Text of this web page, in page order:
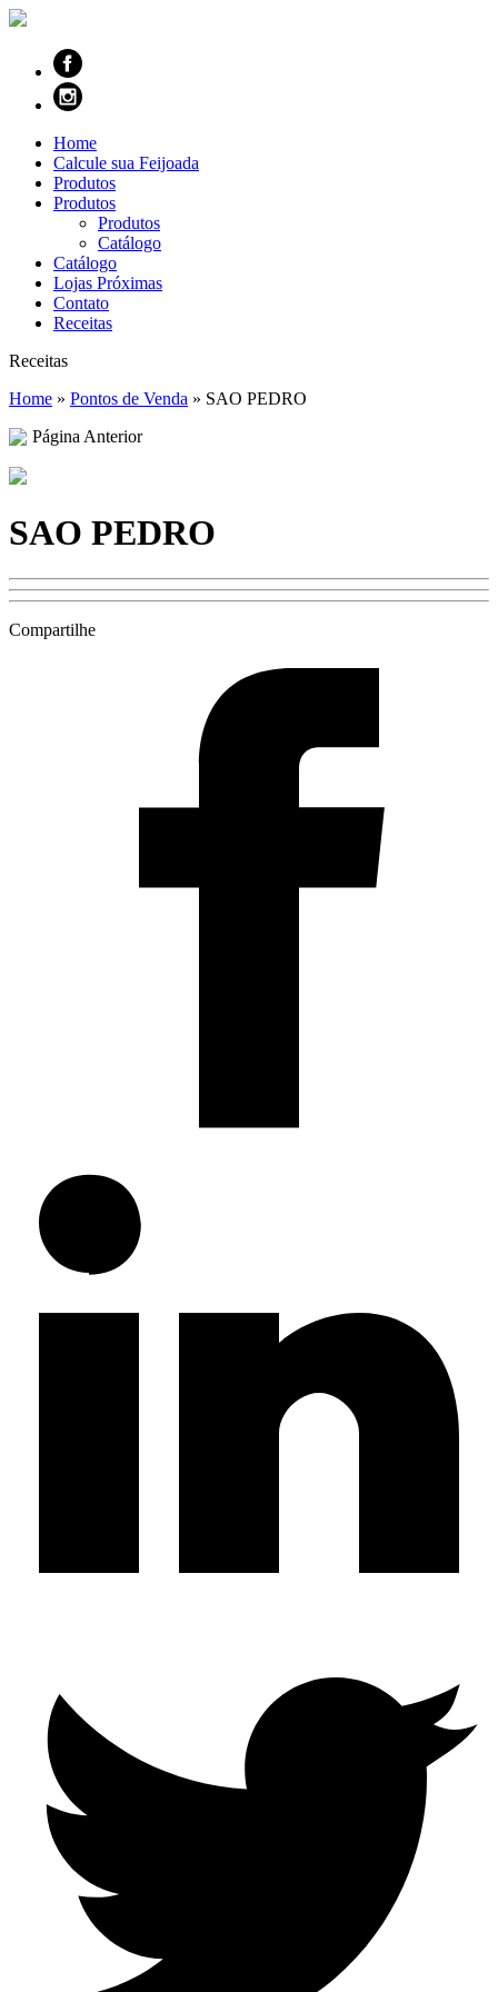
Home
Calcule sua Feijoada
Produtos
Produtos
Produtos
Catálogo
Catálogo
Lojas Próximas
Contato
Receitas
Receitas
Home » Pontos de Venda » SAO PEDRO
Página Anterior
SAO PEDRO
Compartilhe